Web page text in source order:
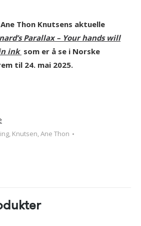
Thon Knutsens aktuelle
Parallax – Your hands will
ink som er å se i Norske
til 24. mai 2025.
, Knutsen, Ane Thon